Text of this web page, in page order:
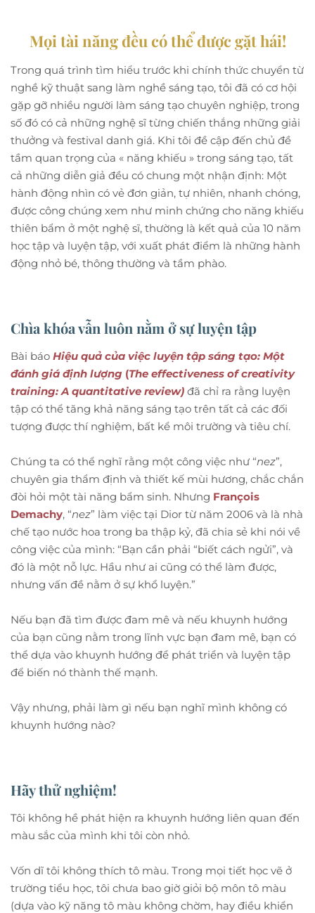
Mọi tài năng đều có thể được gặt hái!
Trong quá trình tìm hiểu trước khi chính thức chuyển từ
nghề kỹ thuật sang làm nghề sáng tạo, tôi đã có cơ hội
gặp gỡ nhiều người làm sáng tạo chuyên nghiệp, trong
số đó có cả những nghệ sĩ từng chiến thắng những giải
thưởng và festival danh giá. Khi tôi đề cập đến chủ đề
tầm quan trọng của « năng khiếu » trong sáng tạo, tất
cả những diễn giả đều có chung một nhận định: Một
hành động nhìn có vẻ đơn giản, tự nhiên, nhanh chóng,
được công chúng xem như minh chứng cho năng khiếu
thiên bẩm ở một nghệ sĩ, thường là kết quả của 10 năm
học tập và luyện tập, với xuất phát điểm là những hành
động nhỏ bé, thông thường và tầm phào.
Chìa khóa vẫn luôn nằm ở sự luyện tập
Bài báo Hiệu quả của việc luyện tập sáng tạo: Một
đánh giá định lượng (The effectiveness of creativity
training: A quantitative review) đã chỉ ra rằng luyện
tập có thể tăng khả năng sáng tạo trên tất cả các đối
tượng được thí nghiệm, bất kể môi trường và tiêu chí.
Chúng ta có thể nghĩ rằng một công việc như “nez”,
chuyên gia thẩm định và thiết kế mùi hương, chắc chắn
đòi hỏi một tài năng bẩm sinh. Nhưng François
Demachy, “nez” làm việc tại Dior từ năm 2006 và là nhà
chế tạo nước hoa trong ba thập kỷ, đã chia sẻ khi nói về
công việc của mình: “Bạn cần phải “biết cách ngửi”, và
đó là một nỗ lực. Hầu như ai cũng có thể làm được,
nhưng vấn đề nằm ở sự khổ luyện.”
Nếu bạn đã tìm được đam mê và nếu khuynh hướng
của bạn cũng nằm trong lĩnh vực bạn đam mê, bạn có
thể dựa vào khuynh hướng để phát triển và luyện tập
để biến nó thành thế mạnh.
Vậy nhưng, phải làm gì nếu bạn nghĩ mình không có
khuynh hướng nào?
Hãy thử nghiệm!
Tôi không hề phát hiện ra khuynh hướng liên quan đến
màu sắc của mình khi tôi còn nhỏ.
Vốn dĩ tôi không thích tô màu. Trong mọi tiết học vẽ ở
trường tiểu học, tôi chưa bao giờ giỏi bộ môn tô màu
(dựa vào kỹ năng tô màu không chờm, hay điều khiển